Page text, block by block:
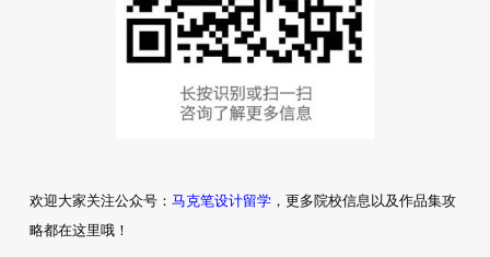
欢迎大家关注公众号： 马克笔设计留学，更多院校信息以及作品集攻
略都在这里哦！